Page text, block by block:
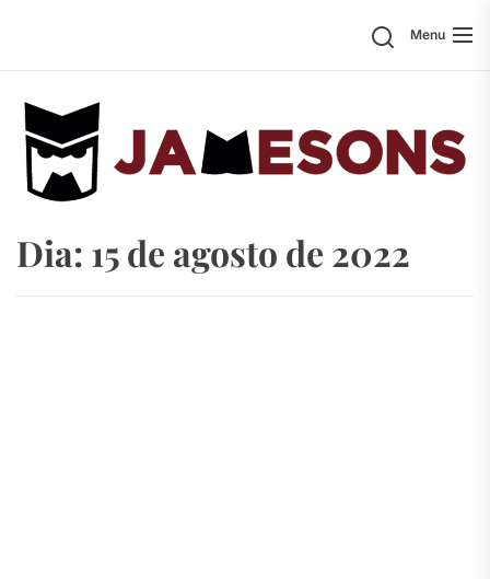
the
SearchMenu
Dia: 15 de agosto de 2022